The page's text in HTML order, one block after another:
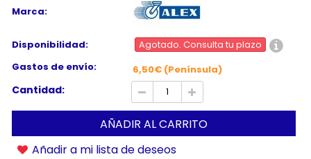
Marca:
Disponibilidad:
Agotado. Consulta tu plazo
Gastos de envío:
6,50€ (Península)
Cantidad:
AÑADIR AL CARRITO
Añadir a mi lista de deseos